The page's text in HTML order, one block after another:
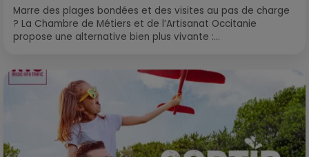
Marre des plages bondées et des visites au pas de charge
? La Chambre de Métiers et de l’Artisanat Occitanie
propose une alternative bien plus vivante :...